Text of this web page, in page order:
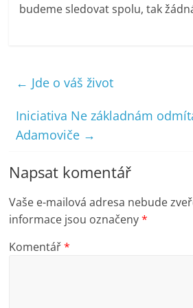
budeme sledovat spolu, tak
← Jde o váš život
Iniciativa Ne základnám
Adamoviče →
Napsat komentář
Vaše e-mailová adresa nebude
informace jsou označeny*
Komentář*